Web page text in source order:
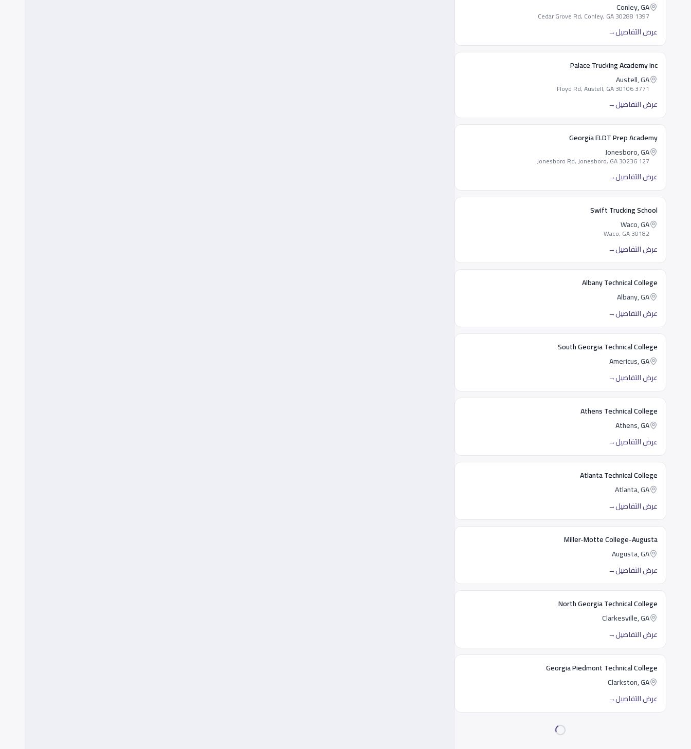
Conley, GA
1397 Cedar Grove Rd, Conley, GA 30288
عرض التفاصيل→
Palace Trucking Academy Inc
Austell, GA
3771 Floyd Rd, Austell, GA 30106
عرض التفاصيل→
Georgia ELDT Prep Academy
Jonesboro, GA
127 Jonesboro Rd, Jonesboro, GA 30236
عرض التفاصيل→
Swift Trucking School
Waco, GA
Waco, GA 30182
عرض التفاصيل→
Albany Technical College
Albany, GA
عرض التفاصيل→
South Georgia Technical College
Americus, GA
عرض التفاصيل→
Athens Technical College
Athens, GA
عرض التفاصيل→
Atlanta Technical College
Atlanta, GA
عرض التفاصيل→
Miller-Motte College-Augusta
Augusta, GA
عرض التفاصيل→
North Georgia Technical College
Clarkesville, GA
عرض التفاصيل→
Georgia Piedmont Technical College
Clarkston, GA
عرض التفاصيل→